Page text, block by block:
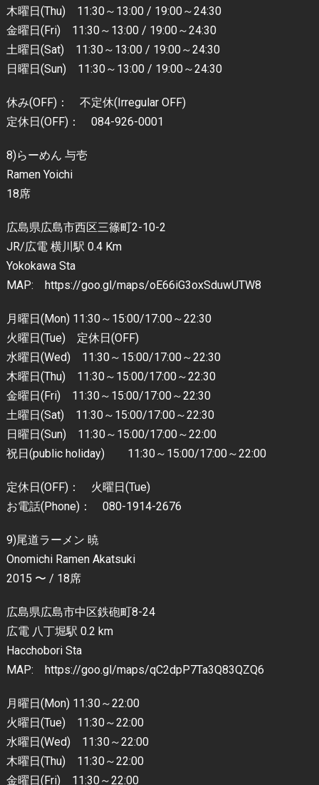
木曜日(Thu) 11:30～13:00 / 19:00～24:30
金曜日(Fri) 11:30～13:00 / 19:00～24:30
土曜日(Sat) 11:30～13:00 / 19:00～24:30
日曜日(Sun) 11:30～13:00 / 19:00～24:30
休み(OFF)： 不定休(Irregular OFF)
定休日(OFF)： 084-926-0001
8)らーめん 与壱
Ramen Yoichi
18席
広島県広島市西区三篠町2-10-2
JR/広電 横川駅 0.4 Km
Yokokawa Sta
MAP: https://goo.gl/maps/oE66iG3oxSduwUTW8
月曜日(Mon) 11:30～15:00/17:00～22:30
火曜日(Tue) 定休日(OFF)
水曜日(Wed) 11:30～15:00/17:00～22:30
木曜日(Thu) 11:30～15:00/17:00～22:30
金曜日(Fri) 11:30～15:00/17:00～22:30
土曜日(Sat) 11:30～15:00/17:00～22:30
日曜日(Sun) 11:30～15:00/17:00～22:00
祝日(public holiday) 11:30～15:00/17:00～22:00
定休日(OFF)： 火曜日(Tue)
お電話(Phone)： 080-1914-2676
9)尾道ラーメン 暁
Onomichi Ramen Akatsuki
2015 〜 / 18席
広島県広島市中区鉄砲町8-24
広電 八丁堀駅 0.2 km
Hacchobori Sta
MAP: https://goo.gl/maps/qC2dpP7Ta3Q83QZQ6
月曜日(Mon) 11:30～22:00
火曜日(Tue) 11:30～22:00
水曜日(Wed) 11:30～22:00
木曜日(Thu) 11:30～22:00
金曜日(Fri) 11:30～22:00